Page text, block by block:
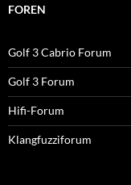
FOREN
Golf 3 Cabrio Forum
Golf 3 Forum
Hifi-Forum
Klangfuzziforum